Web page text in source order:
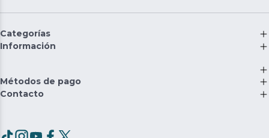
Categorías
Información
Métodos de pago
Contacto